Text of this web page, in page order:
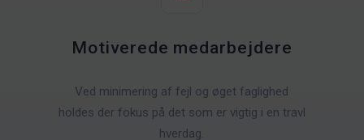
Motiverede medarbejdere
Ved minimering af fejl og øget faglighed
holdes der fokus på det som er vigtig i en travl
hverdag.